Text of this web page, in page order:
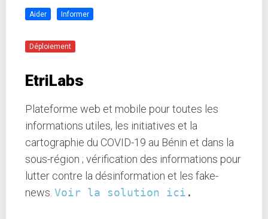
Aider Informer
Déploiement
EtriLabs
Plateforme web et mobile pour toutes les
informations utiles, les initiatives et la
cartographie du COVID-19 au Bénin et dans la
sous-région ; vérification des informations pour
lutter contre la désinformation et les fake-
news. Voir la solution ici .